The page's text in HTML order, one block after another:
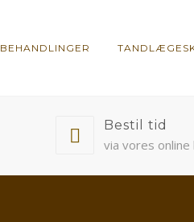
BEHANDLINGER
Bestil tid
via vores online